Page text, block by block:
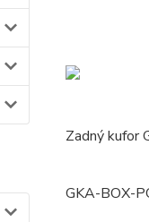
Zadný kufor
GKA-BOX-